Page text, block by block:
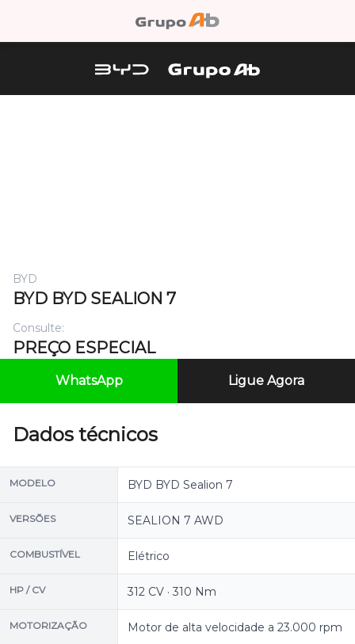
BYD
BYD BYD SEALION 7
Consulte:
PREÇO ESPECIAL
WhatsApp Ligue Agora
Dados técnicos
MODELO BYD BYD Sealion 7
VERSÕES SEALION 7 AWD
COMBUSTÍVEL Elétrico
HP / CV 312 CV · 310 Nm
MOTORIZAÇÃO Motor de alta velocidade a 23.000 rpm